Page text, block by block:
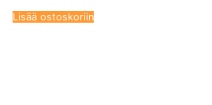
Lisää ostoskoriin